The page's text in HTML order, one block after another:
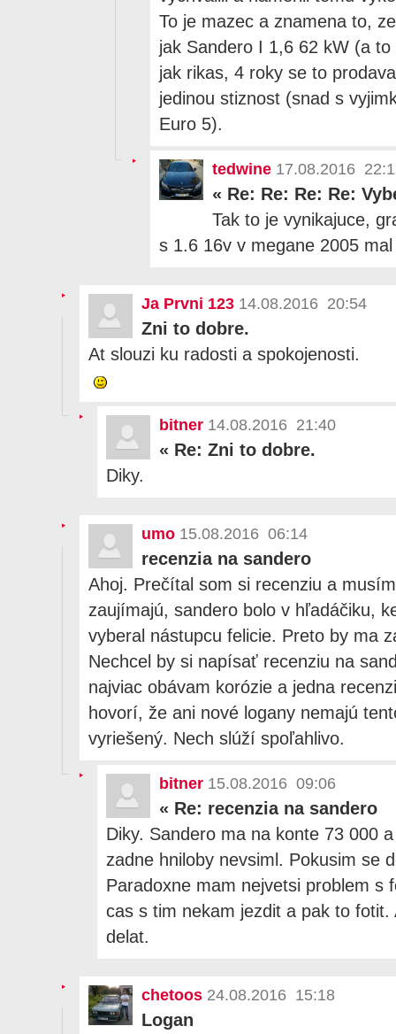
To je mazec a znamena to,
jak Sandero I 1,6 62 kW (a
jak rikas, 4 roky se to
jedinou stiznost (snad s
Euro 5).
tedwine 17.08.2016
« Re: Re: Re: Re:
Tak to je vynikajuce,
s 1.6 16v v megane 2005
Ja Prvni 123 14.08.2016 20:54
Zni to dobre.
At slouzi ku radosti a spokojenosti.
bitner 14.08.2016 21:40
« Re: Zni to dobre.
Diky.
umo 15.08.2016 06:14
recenzia na sandero
Ahoj. Prečítal som si recenziu a
zaujímajú, sandero bolo v hľadáčiku,
vyberal nástupcu felicie. Preto by ma
Nechcel by si napísať recenziu na
najviac obávam korózie a jedna
hovorí, že ani nové logany nemajú
vyriešený. Nech slúží spoľahlivo.
bitner 15.08.2016 09:06
« Re: recenzia na sandero
Diky. Sandero ma na konte 73 000
zadne hniloby nevsiml. Pokusim se
Paradoxne mam nejvetsi problem s
cas s tim nekam jezdit a pak to fotit.
delat.
chetoos 24.08.2016 15:18
Logan